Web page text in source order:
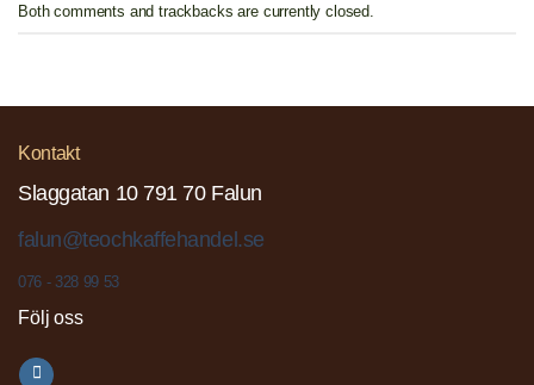
Both comments and trackbacks are currently closed.
Kontakt
Slaggatan 10 791 70 Falun
falun@teochkaffehandel.se
076 - 328 99 53
Följ oss